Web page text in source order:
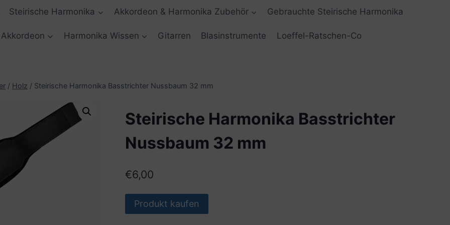
Steirische Harmonika Akkordeon & Harmonika Zubehör Gebrauchte Steirische Harmonika
Akkordeon Harmonika Wissen Gitarren Blasinstrumente Loeffel-Ratschen-Co
/ Holz / Steirische Harmonika Basstrichter Nussbaum 32 mm
Steirische Harmonika Basstrichter
Nussbaum 32 mm
€6,00
Produkt kaufen